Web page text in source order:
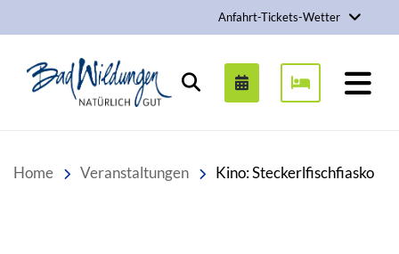
Anfahrt-Tickets-Wetter
Stadt Bad Wildungen
Suchen
Home Veranstaltungen Kino: Steckerlfischfiasko